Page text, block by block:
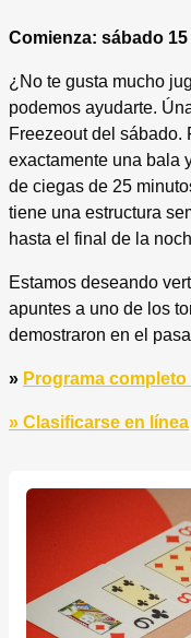
Comienza: sábado
¿No te gusta mucho
podemos ayudarte.
Freezeout del sábado.
exactamente una bala
de ciegas de 25
tiene una estructura
hasta el final de la
Estamos deseando
apuntes a uno de los
demostraron en el
» Programa
» Clasificarse en línea